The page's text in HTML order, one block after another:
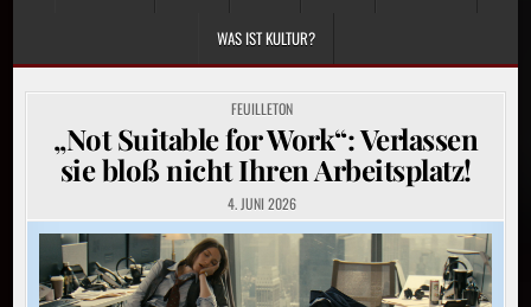
WAS IST KULTUR?
POSTED
IN
FEUILLETON
„Not Suitable for Work“: Verlassen
sie bloß nicht Ihren Arbeitsplatz!
4. JUNI 2026